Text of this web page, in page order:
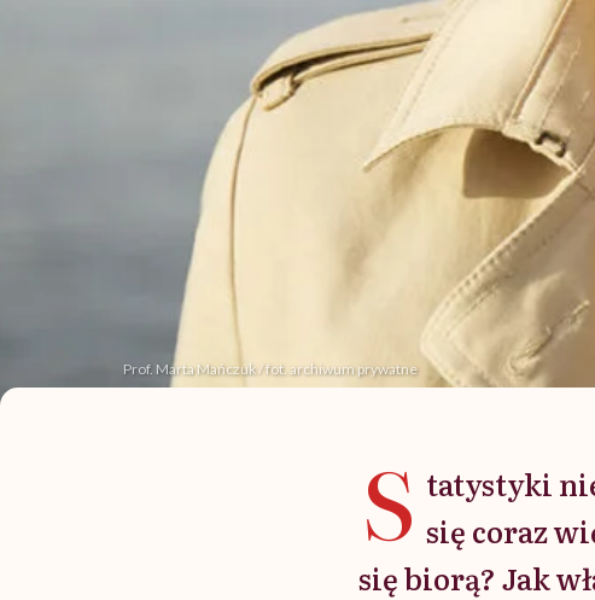
Prof. Marta Mańczuk / fot. archiwum prywatne
S tatystyki
się coraz
się biorą? Jak